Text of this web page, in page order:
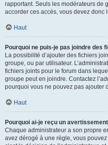
rapportant. Seuls les modérateurs de
accorder ces accès, vous devez donc
Haut
Pourquoi ne puis-je pas joindre des
La possibilité d’ajouter des fichiers
groupe, ou par utilisateur.
fichiers joints pour le forum dans
groupe peut en joindre. Contactez
pourquoi vous ne pouvez pas ajouter
Haut
Pourquoi ai-je reçu un
Chaque administrateur a son propre
avez dérogé à une règle, vous